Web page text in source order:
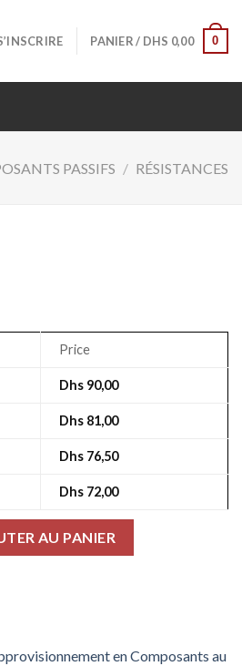
PANIER / DHS 0,00 0
PASSIFS / RÉSISTANCES
Price
Dhs 90,00
Dhs 81,00
Dhs 76,50
Dhs 72,00
AU PANIER
en Composants au